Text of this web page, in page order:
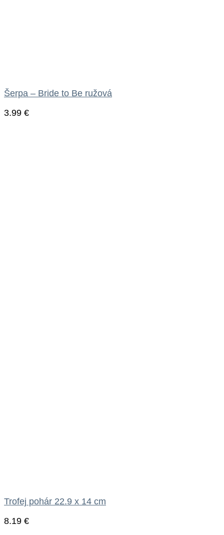
Šerpa – Bride to Be ružová
3.99 €
Trofej pohár 22.9 x 14 cm
8.19 €